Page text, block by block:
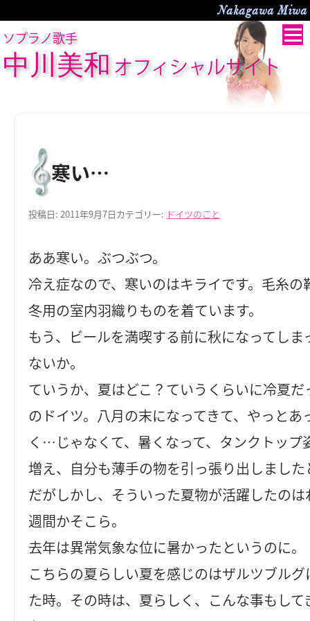
Nakagawa
ソプラノ歌手
中川美和 オフィシャルサイト
寒い…
投稿日:2011年9月7日カテゴリー: ドイツのこと
ああ寒い。ぶつぶつ。
冷え症なので、寒いのはキライです。毛糸の
冬用の室内羽織りものを着ています。
もう、ビールを満喫する前に秋になってしま
ないか。
ていうか、夏はどこ？ていうくらいに冷夏だ
のドイツ。八月の末になってきて、やっとあ
く…じゃなくて、暑くなって、タンクトップ
増え、自分も薄手の物を引っ張り出しまし
だがしかし、そういった夏物が活躍したの
週間かそこら。
去年は異常気象な位に暑かったというのに。
こちらの夏らしい夏を感じのはザルツブルグ
た時。その時は、夏らしく、こんな事もして